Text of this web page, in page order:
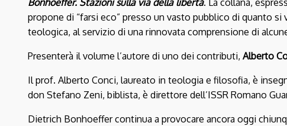
Bonhoeffer. Stazioni sulla via della libertà. La collana,
propone di “farsi eco” presso un vasto pubblico di quanto si
teologica, al servizio di una rinnovata comprensione di
Presenterà il volume l’autore di uno dei contributi, Alberto
Il prof. Alberto Conci, laureato in teologia e filosofia, è
don Stefano Zeni, biblista, è direttore dell’ISSR Romano
Dietrich Bonhoeffer continua a provocare ancora oggi